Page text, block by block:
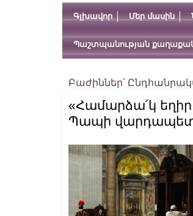
Գլխավոր Մեր մասին
Պաշտպանության
Բաժիններ՝
«Համարձա՛կ
Պապի